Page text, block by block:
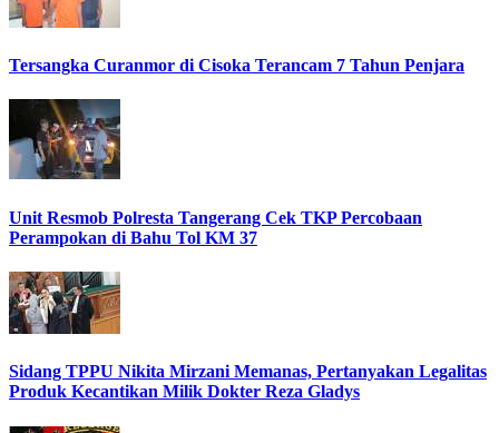
Tersangka Curanmor di Cisoka Terancam 7 Tahun Penjara
Unit Resmob Polresta Tangerang Cek TKP Percobaan
Perampokan di Bahu Tol KM 37
Sidang TPPU Nikita Mirzani Memanas, Pertanyakan Legalitas
Produk Kecantikan Milik Dokter Reza Gladys